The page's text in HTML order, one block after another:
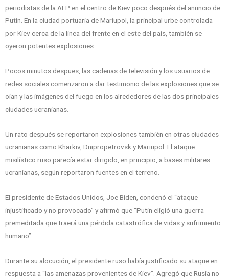
periodistas de la AFP en el centro de Kiev poco después del anuncio de
Putin. En la ciudad portuaria de Mariupol, la principal urbe controlada
por Kiev cerca de la línea del frente en el este del país, también se
oyeron potentes explosiones.
Pocos minutos despues, las cadenas de televisión y los usuarios de
redes sociales comenzaron a dar testimonio de las explosiones que se
oían y las imágenes del fuego en los alrededores de las dos principales
ciudades ucranianas.
Un rato después se reportaron explosiones también en otras ciudades
ucranianas como Kharkiv, Dnipropetrovsk y Mariupol. El ataque
misilístico ruso parecía estar dirigido, en principio, a bases militares
ucranianas, según reportaron fuentes en el terreno.
El presidente de Estados Unidos, Joe Biden, condenó el “ataque
injustificado y no provocado” y afirmó que “Putin eligió una guerra
premeditada que traerá una pérdida catastrófica de vidas y sufrimiento
humano”
Durante su alocución, el presidente ruso había justificado su ataque en
respuesta a “las amenazas provenientes de Kiev”. Agregó que Rusia no